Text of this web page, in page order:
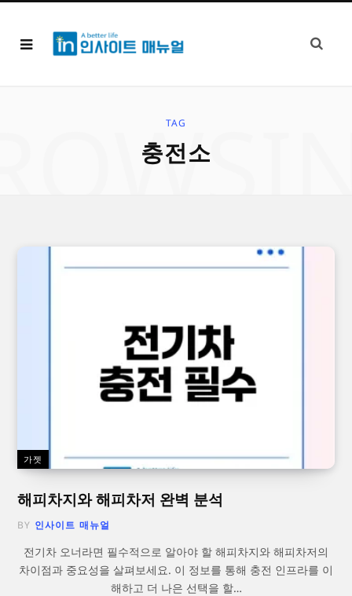
TAG
충전소
가젯
해피차지와 해피차저 완벽 분석
BY 인사이트 매뉴얼
전기차 오너라면 필수적으로 알아야 할 해피차지와 해피차저의
차이점과 중요성을 살펴보세요. 이 정보를 통해 충전 인프라를 이
해하고 더 나은 선택을 할…